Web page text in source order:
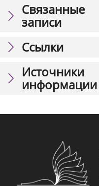
Связанные
записи
Ссылки
Источники
информации